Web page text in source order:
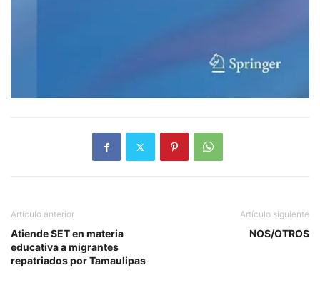
Artículo anterior
Atiende SET en materia
educativa a migrantes
repatriados por Tamaulipas
Artículo siguiente
NOS/OTROS